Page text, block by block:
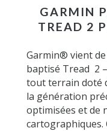
GARMIN
TREAD 2
Garmin® vient de
baptisé Tread 2
tout terrain doté
la génération
optimisées et de
cartographiques.